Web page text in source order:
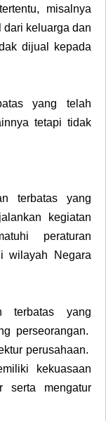
misalnya
dari keluarga dan
dijual kepada
yang telah
tetapi tidak
terbatas yang
kegiatan
peraturan
wilayah Negara
terbatas yang
perseorangan.
perusahaan.
kekuasaan
serta mengatur